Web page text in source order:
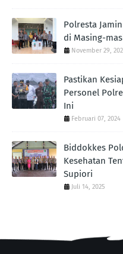
Polresta
di Masing-
November 29,
Pastikan
Personel
Ini
Februari 07, 2024
Biddokkes
Kesehatan
Supiori
Juli 14, 2025